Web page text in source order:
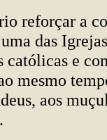
reforçar a
das
católicas e
mesmo
aos